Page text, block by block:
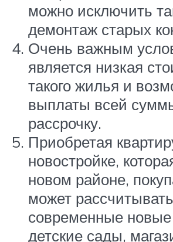
можно исключить
демонтаж старых
Очень важным
является низкая
такого жилья и
выплаты всей
рассрочку.
Приобретая
новостройке,
новом районе,
может
современные
детские сады,